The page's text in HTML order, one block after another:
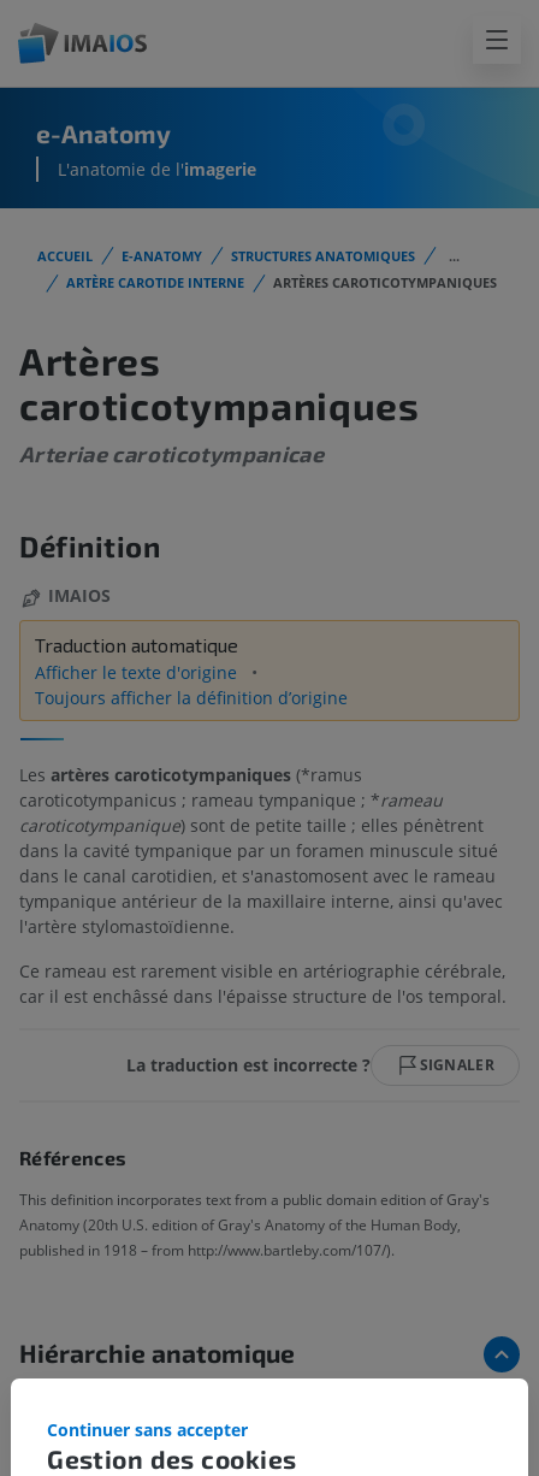
e-Anatomy
L'anatomie de l'imagerie
ACCUEIL E-ANATOMY STRUCTURES ANATOMIQUES
...
ARTÈRE CAROTIDE INTERNE
ARTÈRES CAROTICOTYMPANIQUES
Artères
caroticotympaniques
Arteriae caroticotympanicae
Définition
IMAIOS
Traduction automatique
Afficher le texte d'origine
Toujours afficher la définition d’origine
Les artères caroticotympaniques (*ramus
caroticotympanicus ; rameau tympanique ; *rameau
caroticotympanique) sont de petite taille ; elles pénètrent
dans la cavité tympanique par un foramen minuscule situé
dans le canal carotidien, et s'anastomosent avec le rameau
tympanique antérieur de la maxillaire interne, ainsi qu'avec
l'artère stylomastoïdienne.
Ce rameau est rarement visible en artériographie cérébrale,
car il est enchâssé dans l'épaisse structure de l'os temporal.
La traduction est incorrecte ? SIGNALER
Références
This definition incorporates text from a public domain edition of Gray's
Anatomy (20th U.S. edition of Gray's Anatomy of the Human Body,
published in 1918 – from http://www.bartleby.com/107/).
Hiérarchie anatomique
Anatomie humaine 2
Gestion des cookies
Continuer sans accepter